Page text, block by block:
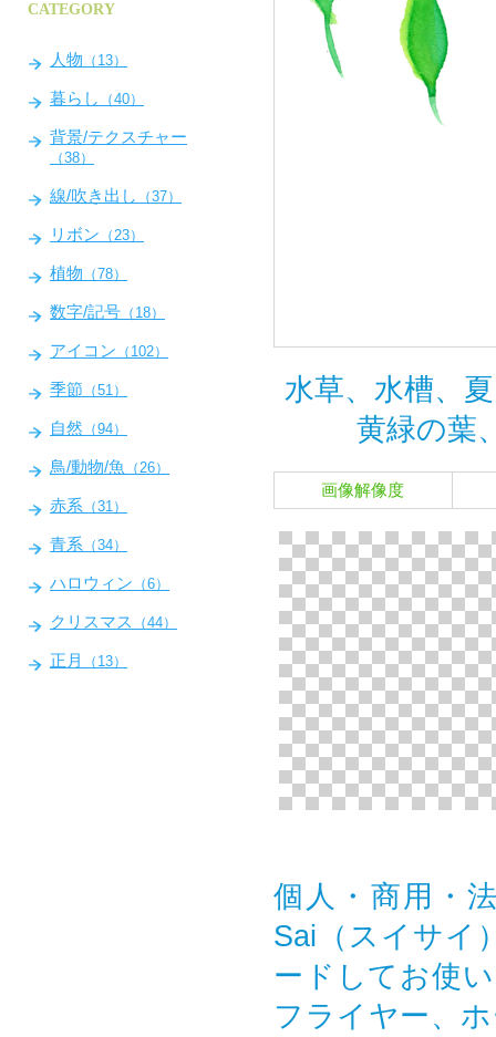
水草、水槽、
黄緑の葉
画像解像度
個人・商用・
Sai（スイサイ
ードしてお使
フライヤー、
CATEGORY
人物 （13）
暮らし （40）
背景/テクスチャー
（38）
線/吹き出し （37）
リボン （23）
植物 （78）
数字/記号 （18）
アイコン （102）
季節 （51）
自然 （94）
鳥/動物/魚 （26）
赤系 （31）
青系 （34）
ハロウィン （6）
クリスマス （44）
正月 （13）